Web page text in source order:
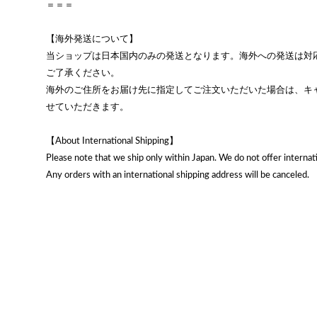
＝＝＝
【海外発送について】
当ショップは日本国内のみの発送となります。海外への発送は対
ご了承ください。
海外のご住所をお届け先に指定してご注文いただいた場合は、キ
せていただきます。
【About International Shipping】
Please note that we ship only within Japan. We do not offer
Any orders with an international shipping address will be canceled.